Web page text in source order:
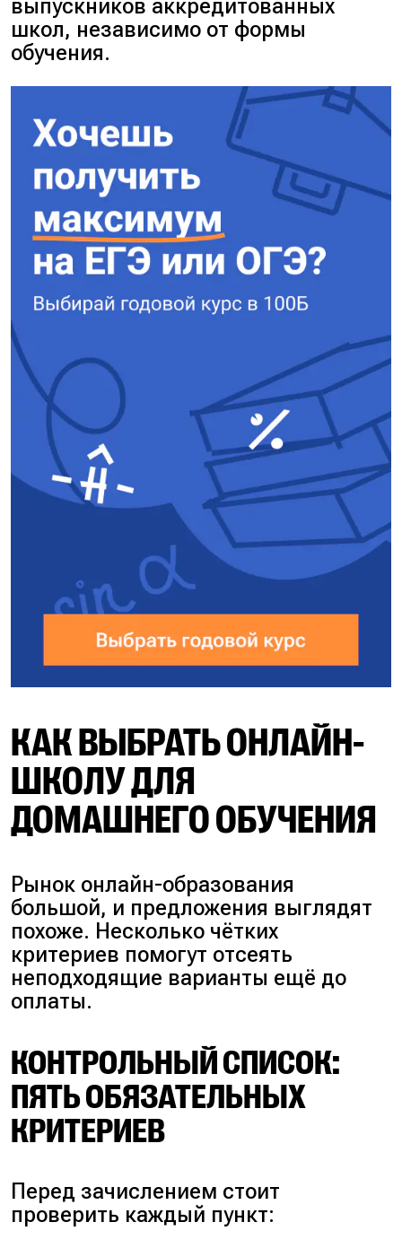
выпускников аккредитованных
школ, независимо от формы
обучения.
КАК ВЫБРАТЬ ОНЛАЙН-
ШКОЛУ ДЛЯ
ДОМАШНЕГО ОБУЧЕНИЯ
Рынок онлайн-образования
большой, и предложения выглядят
похоже. Несколько чётких
критериев помогут отсеять
неподходящие варианты ещё до
оплаты.
КОНТРОЛЬНЫЙ СПИСОК:
ПЯТЬ ОБЯЗАТЕЛЬНЫХ
КРИТЕРИЕВ
Перед зачислением стоит
проверить каждый пункт: